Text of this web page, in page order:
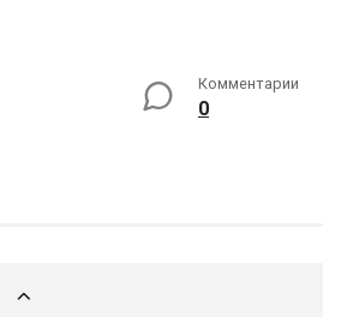
Комментарии
0